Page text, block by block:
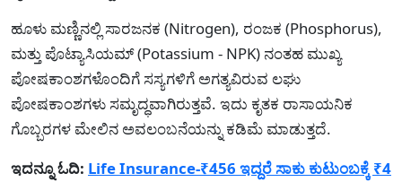
ಹೂಳು ಮಣ್ಣಿನಲ್ಲಿ ಸಾರಜನಕ (Nitrogen), ರಂಜಕ (Phosphorus),
ಮತ್ತು ಪೊಟ್ಯಾಸಿಯಮ್ (Potassium - NPK) ನಂತಹ ಮುಖ್ಯ
ಪೋಷಕಾಂಶಗಳೊಂದಿಗೆ ಸಸ್ಯಗಳಿಗೆ ಅಗತ್ಯವಿರುವ ಲಘು
ಪೋಷಕಾಂಶಗಳು ಸಮೃದ್ಧವಾಗಿರುತ್ತವೆ. ಇದು ಕೃತಕ ರಾಸಾಯನಿಕ
ಗೊಬ್ಬರಗಳ ಮೇಲಿನ ಅವಲಂಬನೆಯನ್ನು ಕಡಿಮೆ ಮಾಡುತ್ತದೆ.
ಇದನ್ನೂ ಓದಿ: Life Insurance-₹456 ಇದ್ದರೆ ಸಾಕು ಕುಟುಂಬಕ್ಕೆ ₹4